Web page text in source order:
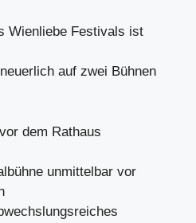
Wienliebe Festivals ist
auf zwei Bühnen
dem Rathaus
unmittelbar vor